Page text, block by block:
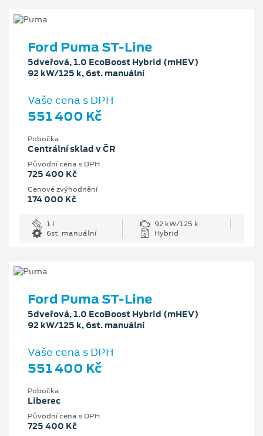
Ford Puma ST-Line
5dveřová, 1.0 EcoBoost Hybrid (mHEV)
92 kW/125 k, 6st. manuální
Vaše cena s DPH
551 400 Kč
Pobočka
Centrální sklad v ČR
Původní cena s DPH
725 400 Kč
Cenové zvýhodnění
174 000 Kč
1 l
92 kW/125 k
6st. manuální
Hybrid
Ford Puma ST-Line
5dveřová, 1.0 EcoBoost Hybrid (mHEV)
92 kW/125 k, 6st. manuální
Vaše cena s DPH
551 400 Kč
Pobočka
Liberec
Původní cena s DPH
725 400 Kč